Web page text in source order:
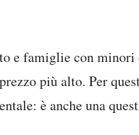
e famiglie con
più alto. Per
è anche una